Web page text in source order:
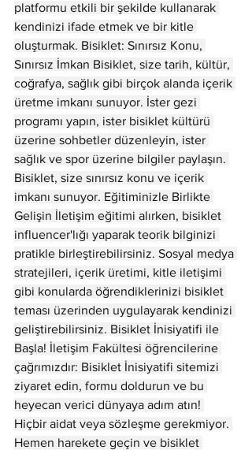
platformu etkili bir şekilde kullanarak
kendinizi ifade etmek ve bir kitle
oluşturmak. Bisiklet: Sınırsız Konu,
Sınırsız İmkan Bisiklet, size tarih, kültür,
coğrafya, sağlık gibi birçok alanda içerik
üretme imkanı sunuyor. İster gezi
programı yapın, ister bisiklet kültürü
üzerine sohbetler düzenleyin, ister
sağlık ve spor üzerine bilgiler paylaşın.
Bisiklet, size sınırsız konu ve içerik
imkanı sunuyor. Eğitiminizle Birlikte
Gelişin İletişim eğitimi alırken, bisiklet
influencer'lığı yaparak teorik bilginizi
pratikle birleştirebilirsiniz. Sosyal medya
stratejileri, içerik üretimi, kitle iletişimi
gibi konularda öğrendiklerinizi bisiklet
teması üzerinden uygulayarak kendinizi
geliştirebilirsiniz. Bisiklet İnisiyatifi ile
Başla! İletişim Fakültesi öğrencilerine
çağrımızdır: Bisiklet İnisiyatifi sitemizi
ziyaret edin, formu doldurun ve bu
heyecan verici dünyaya adım atın!
Hiçbir aidat veya sözleşme gerekmiyor.
Hemen harekete geçin ve bisiklet